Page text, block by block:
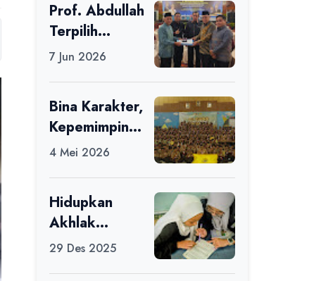
Kabupaten
Ciamis Tahun
2026
Prof. Abdullah
Terpilih
sebagai Ketua
7 Jun 2026
Bina Karakter,
Kepemimpinan
, dan
Ikuti Alfaro
Camp di MAN
1 Darussalam
Ciamis
4 Mei 2026
Hidupkan
Akhlak
melalui Ilmu
29 Des 2025